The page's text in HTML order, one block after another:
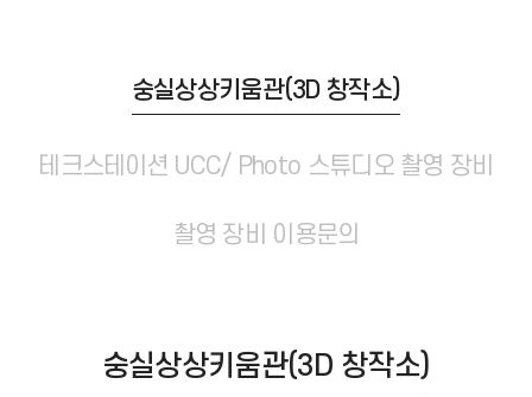
숭실상상키움관(3D 창작소)
테크스테이션 UCC/ Photo 스튜디오 촬영 장비
촬영 장비 이용문의
숭실상상키움관(3D 창작소)